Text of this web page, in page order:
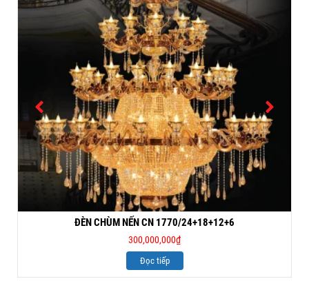
ĐÈN CHÙM NẾN CN 1770/24+18+12+6
300,000,000₫
Đọc tiếp